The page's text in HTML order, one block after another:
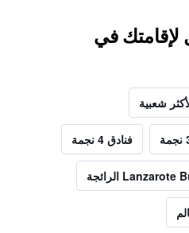
لإقامتك في
شعبية
فنادق 4 نجمة